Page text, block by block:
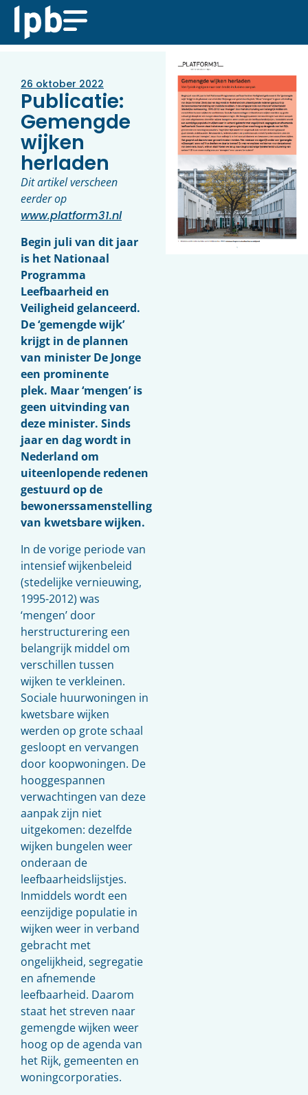
26 oktober 2022
Publicatie:
Gemengde
wijken
herladen
Dit artikel verscheen
eerder op
www.platform31.nl
Begin juli van dit jaar
is het Nationaal
Programma
Leefbaarheid en
Veiligheid gelanceerd.
De ‘gemengde wijk’
krijgt in de plannen
van minister De Jonge
een prominente
plek. Maar ‘mengen’ is
geen uitvinding van
deze minister. Sinds
jaar en dag wordt in
Nederland om
uiteenlopende redenen
gestuurd op de
bewonerssamenstelling
van kwetsbare wijken.
In de vorige periode van
intensief wijkenbeleid
(stedelijke vernieuwing,
1995-2012) was
‘mengen’ door
herstructurering een
belangrijk middel om
verschillen tussen
wijken te verkleinen.
Sociale huurwoningen in
kwetsbare wijken
werden op grote schaal
gesloopt en vervangen
door koopwoningen. De
hooggespannen
verwachtingen van deze
aanpak zijn niet
uitgekomen: dezelfde
wijken bungelen weer
onderaan de
leefbaarheidslijstjes.
Inmiddels wordt een
eenzijdige populatie in
wijken weer in verband
gebracht met
ongelijkheid, segregatie
en afnemende
leefbaarheid. Daarom
staat het streven naar
gemengde wijken weer
hoog op de agenda van
het Rijk, gemeenten en
woningcorporaties.